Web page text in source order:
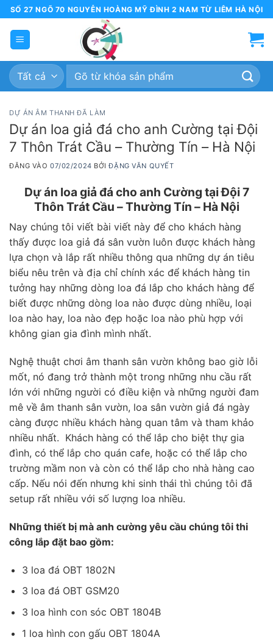
Bỏ
qua
dung
SỐ 27 NGÕ 70 NGUYỄN HOÀNG MỸ ĐÌNH 2 NAM TỪ LIÊM HÀ NỘI
Tìm
DỰ ÁN ÂM THANH ĐÃ LÀM
Dự án loa giả đá cho anh Cường tại Đội
7 Thôn Trát Cầu – Thường Tín – Hà Nội
ĐĂNG VÀO07/02/2024 BỞIĐẶNG VĂN QUYẾT
Dự án loa giả đá cho anh Cường tại Đội 7
Thôn Trát Cầu – Thường Tín – Hà Nội
Nay chúng tôi viết bài viết này để cho khách hàng
thấy được loa giả đá sân vườn luôn được khách hàng
lựa chọn và lắp rất nhiều thông qua những dự án tiêu
biểu nêu trên và địa chỉ chính xác để khách hàng tin
tưởng hay những dòng loa đá lắp cho khách hàng để
biết được những dòng loa nào được dùng nhiều, loại
loa nào hay, loa nào đẹp hoặc loa nào phù hợp với
không gian gia đình mình nhất.
Nghệ thuật chơi âm thanh sân vườn không bao giờ lỗi
mốt, nó đang trở thành một trong những nhu cầu rất
lớn với những người có điều kiện và những người đam
mê về âm thanh sân vườn, loa sân vườn giả đá ngày
càng được nhiều khách hàng quan tâm và tham khảo
nhiều nhất. Khách hàng có thể lắp cho biệt thự gia
đình, có thể lắp cho quán cafe, hoặc có thể lắp cho
trường mầm non và còn có thể lắp cho nhà hàng cao
cấp. Nếu nói đến nhưng khi sinh thái thì chúng tôi đã
setup rất nhiều với số lượng loa nhiều.
Những thiết bị mà anh cường yêu cầu chúng tôi thi
công lắp đặt bao gồm:
3 loa đá OBT 1802N
3 loa đá OBT GSM20
3 loa hình con sóc OBT 1804B
1 loa hình con gấu OBT 1804A